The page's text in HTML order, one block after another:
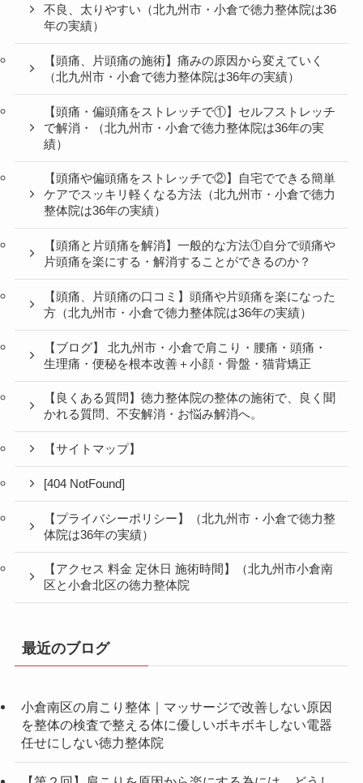
不良、太りやすい（北九州市・小倉で徳力整体院は36
年の実績）
【頭痛、片頭痛の施術】痛みの原因から変えていく
（北九州市・小倉で徳力整体院は36年の実績）
【頭痛・偏頭痛をストレッチで①】セルフストレッチ
で解消・（北九州市・小倉で徳力整体院は36年の実
績）
【頭痛や偏頭痛をストレッチで②】自宅でできる簡単
ケアでスッキリ軽くなる方法（北九州市・小倉で徳力
整体院は36年の実績）
【頭痛と片頭痛を解消】一般的な方法①自分で頭痛や
片頭痛を楽にする・解消することができるのか？
【頭痛、片頭痛の口コミ】頭痛や片頭痛を楽になった
方（北九州市・小倉で徳力整体院は36年の実績）
【ブログ】 北九州市・小倉で肩こり・腰痛・頭痛・
生理痛・便秘を根本改善＋小顔・骨盤・猫背矯正
【良くある質問】徳力整体院の整体の施術で、良く聞
かれる質問、不安解消・お悩み解消へ。
【サイトマップ】
[404 NotFound]
【プライバシーポリシー】（北九州市・小倉で徳力整
体院は36年の実績）
【アクセス 料金 定休日 施術時間】（北九州市小倉南
区と小倉北区の徳力整体院
最近のブログ
小倉南区の肩こり整体｜マッサージで改善しない原因
を整体の検査で整える体に優しいボキボキしない電器
任せにしない徳力整体院